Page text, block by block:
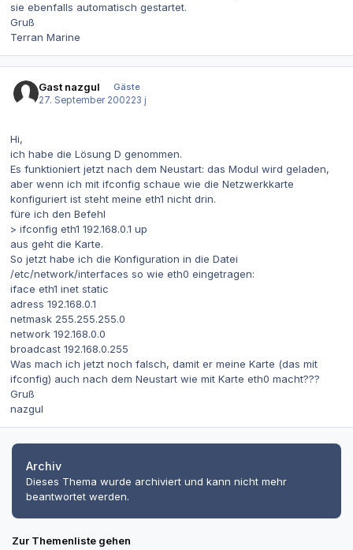
sie ebenfalls automatisch gestartet.
Gruß
Terran Marine
Gast nazgul
Gäste
27. September 200223 j
Hi,
ich habe die Lösung D genommen.
Es funktioniert jetzt nach dem Neustart: das Modul wird geladen,
aber wenn ich mit ifconfig schaue wie die Netzwerkkarte
konfiguriert ist steht meine eth1 nicht drin.
füre ich den Befehl
> ifconfig eth1 192.168.0.1 up
aus geht die Karte.
So jetzt habe ich die Konfiguration in die Datei
/etc/network/interfaces so wie eth0 eingetragen:
iface eth1 inet static
adress 192.168.0.1
netmask 255.255.255.0
network 192.168.0.0
broadcast 192.168.0.255
Was mach ich jetzt noch falsch, damit er meine Karte (das mit
ifconfig) auch nach dem Neustart wie mit Karte eth0 macht???
Gruß
nazgul
Archiv
Dieses Thema wurde archiviert und kann nicht mehr
beantwortet werden.
Zur Themenliste gehen